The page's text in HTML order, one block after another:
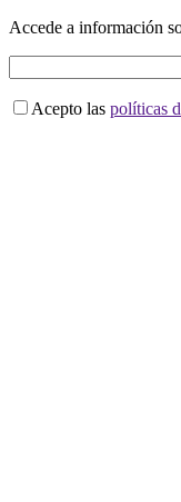
Accede a información
Acepto las políticas